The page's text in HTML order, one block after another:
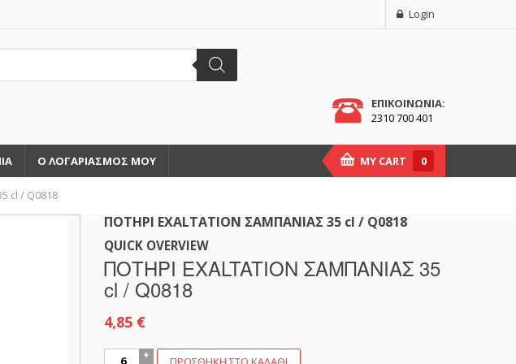
Login
ΕΠΙΚΟΙΝΩΝΙΑ:
2310 700 401
Ο ΛΟΓΑΡΙΑΣΜΟΣ ΜΟΥ MY CART 0
cl / Q0818
ΠΟΤΗΡΙ EXALTATION ΣΑΜΠΑΝΙΑΣ 35 cl / Q0818
QUICK OVERVIEW
ΠΟΤΗΡΙ EXALTATION ΣΑΜΠΑΝΙΑΣ 35
cl / Q0818
4,85 €
ΠΟΤΗΡΙ